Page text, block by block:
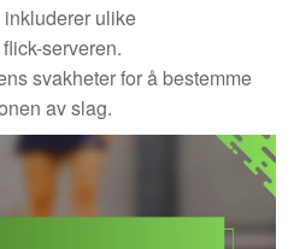
ulike
serveren.
svakheter for å bestemme
av slag.